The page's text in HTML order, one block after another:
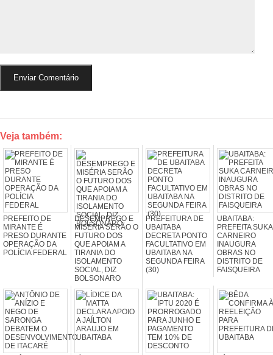
Veja também:
PREFEITO DE
MIRANTE É
PRESO DURANTE
OPERAÇÃO DA
POLÍCIA FEDERAL
DESEMPREGO E
MISÉRIA SERÃO O
FUTURO DOS
QUE APOIAM A
TIRANIA DO
ISOLAMENTO
SOCIAL, DIZ
BOLSONARO
PREFEITURA DE
UBAITABA
DECRETA PONTO
FACULTATIVO EM
UBAITABA NA
SEGUNDA FEIRA
(30)
UBAITABA:
PREFEITA SUKA
CARNEIRO
INAUGURA
OBRAS NO
DISTRITO DE
FAISQUEIRA